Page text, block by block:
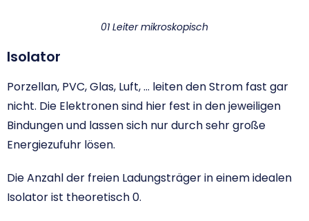
01 Leiter mikroskopisch
Isolator
Porzellan, PVC, Glas, Luft, … leiten den Strom fast gar
nicht. Die Elektronen sind hier fest in den jeweiligen
Bindungen und lassen sich nur durch sehr große
Energiezufuhr lösen.
Die Anzahl der freien Ladungsträger in einem idealen
Isolator ist theoretisch 0.